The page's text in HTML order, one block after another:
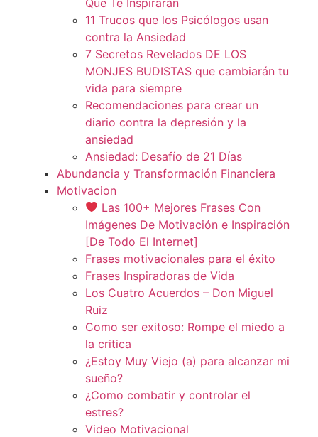
11 Trucos que los Psicólogos usan
contra la Ansiedad
7 Secretos Revelados DE LOS
MONJES BUDISTAS que cambiarán tu
vida para siempre
Recomendaciones para crear un
diario contra la depresión y la
ansiedad
Ansiedad: Desafío de 21 Días
Abundancia y Transformación Financiera
Motivacion
Las 100+ Mejores Frases Con
Imágenes De Motivación e Inspiración
[De Todo El Internet]
Frases motivacionales para el éxito
Frases Inspiradoras de Vida
Los Cuatro Acuerdos – Don Miguel
Ruiz
Como ser exitoso: Rompe el miedo a
la critica
¿Estoy Muy Viejo (a) para alcanzar mi
sueño?
¿Como combatir y controlar el
estres?
Video Motivacional